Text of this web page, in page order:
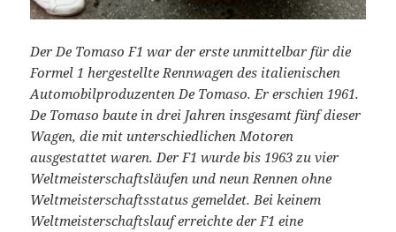
Der De Tomaso F1 war der erste unmittelbar für die
Formel 1 hergestellte Rennwagen des italienischen
Automobilproduzenten De Tomaso. Er erschien 1961.
De Tomaso baute in drei Jahren insgesamt fünf dieser
Wagen, die mit unterschiedlichen Motoren
ausgestattet waren. Der F1 wurde bis 1963 zu vier
Weltmeisterschaftsläufen und neun Rennen ohne
Weltmeisterschaftsstatus gemeldet. Bei keinem
Weltmeisterschaftslauf erreichte der F1 eine